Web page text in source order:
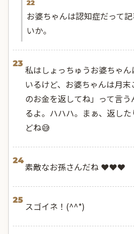
22
お婆ちゃんは認知症だって
いか。
23
私はしょっちゅうお婆ちゃ
いるけど、お婆ちゃんは月
のお金を返してね」って言
るよ。ハハハ。まぁ、返し
どね😅
24
素敵なお孫さんだね ❤️❤️❤️
25
スゴイネ！(^^*)